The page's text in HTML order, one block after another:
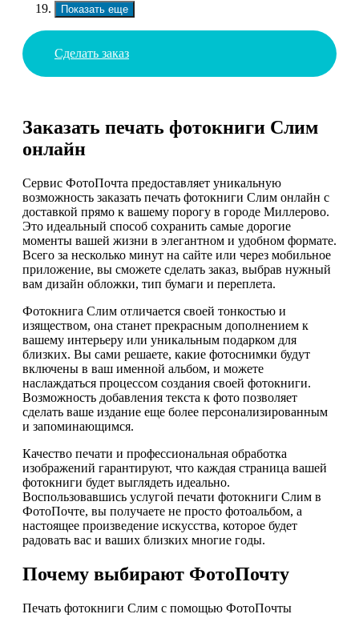
Показать еще
Сделать заказ
Заказать печать фотокниги Слим
онлайн
Сервис ФотоПочта предоставляет уникальную
возможность заказать печать фотокниги Слим онлайн с
доставкой прямо к вашему порогу в городе Миллерово.
Это идеальный способ сохранить самые дорогие
моменты вашей жизни в элегантном и удобном формате.
Всего за несколько минут на сайте или через мобильное
приложение, вы сможете сделать заказ, выбрав нужный
вам дизайн обложки, тип бумаги и переплета.
Фотокнига Слим отличается своей тонкостью и
изяществом, она станет прекрасным дополнением к
вашему интерьеру или уникальным подарком для
близких. Вы сами решаете, какие фотоснимки будут
включены в ваш именной альбом, и можете
наслаждаться процессом создания своей фотокниги.
Возможность добавления текста к фото позволяет
сделать ваше издание еще более персонализированным
и запоминающимся.
Качество печати и профессиональная обработка
изображений гарантируют, что каждая страница вашей
фотокниги будет выглядеть идеально.
Воспользовавшись услугой печати фотокниги Слим в
ФотоПочте, вы получаете не просто фотоальбом, а
настоящее произведение искусства, которое будет
радовать вас и ваших близких многие годы.
Почему выбирают ФотоПочту
Печать фотокниги Слим с помощью ФотоПочты